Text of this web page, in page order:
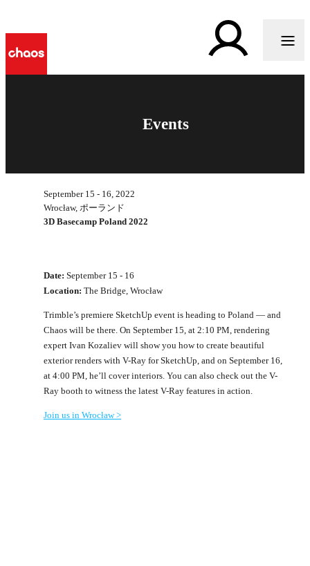
Events
September 15 - 16, 2022
Wrocław, ポーランド
3D Basecamp Poland 2022
Date: September 15 - 16
Location: The Bridge, Wrocław
Trimble’s premiere SketchUp event is heading to Poland — and
Chaos will be there. On September 15, at 2:10 PM, rendering
expert Ivan Kozaliev will show you how to create beautiful
exterior renders with V-Ray for SketchUp, and on September 16,
at 4:00 PM, he’ll cover interiors. You can also check out the V-
Ray booth to witness the latest V-Ray features in action.
Join us in Wrocław >